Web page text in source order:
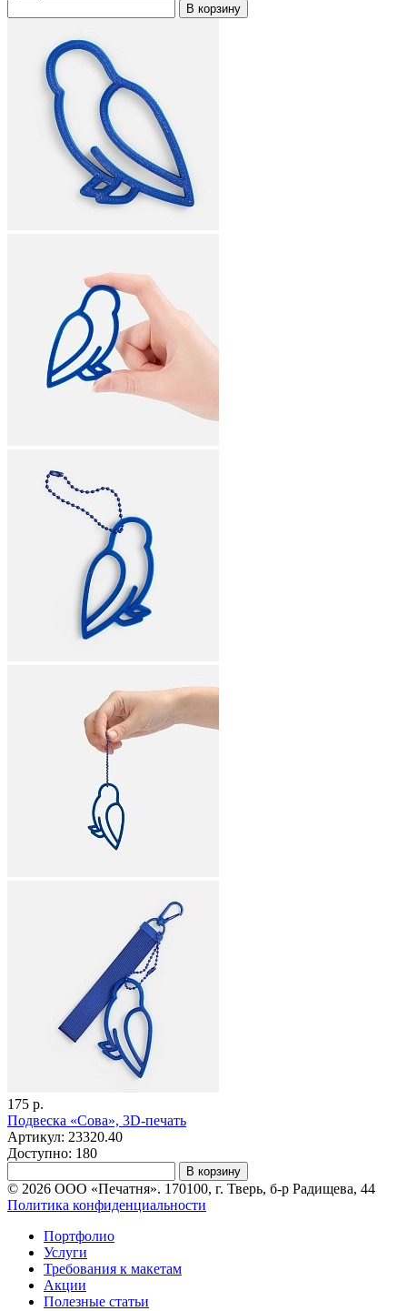
В корзину
175 р.
Подвеска «Сова», 3D-печать
Артикул: 23320.40
Доступно: 180
В корзину
© 2026 ООО «Печатня». 170100, г. Тверь, б-р Радищева, 44
Политика конфиденциальности
Портфолио
Услуги
Требования к макетам
Акции
Полезные статьи